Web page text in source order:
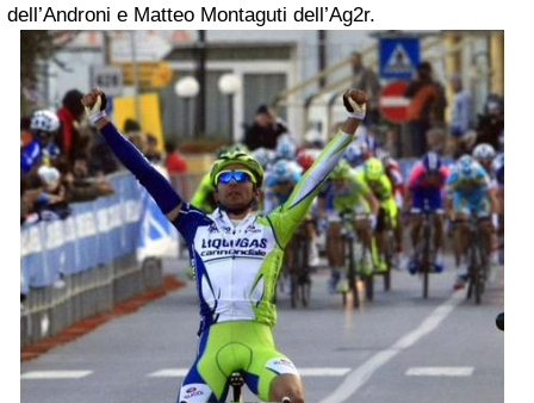
dell ’Androni e Matteo Montaguti dell’Ag2r.